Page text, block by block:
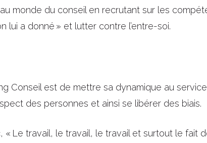
monde du conseil en recrutant sur les
lui a donné » et lutter contre l’entre-soi.
Conseil est de mettre sa dynamique au
des personnes et ainsi se libérer des biais.
« Le travail, le travail, le travail et surtout le fait